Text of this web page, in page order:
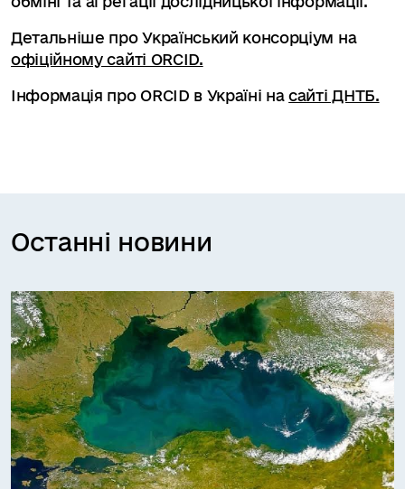
Детальніше про Український консорціум на
офіційному сайті ORCID.
Інформація про ORCID в Україні насайті ДНТБ.
Останні новини